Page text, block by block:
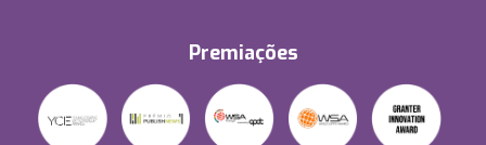
Premiações